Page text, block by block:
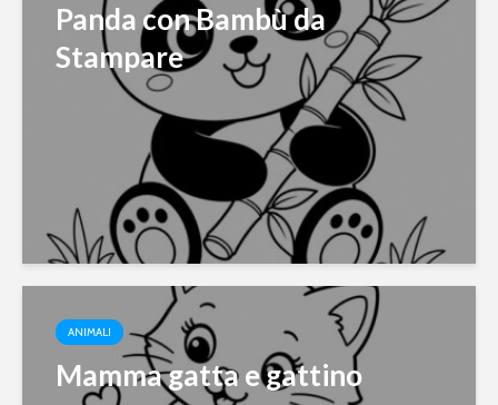
Panda con Bambù da
Stampare
ANIMALI
Mamma gatta e gattino